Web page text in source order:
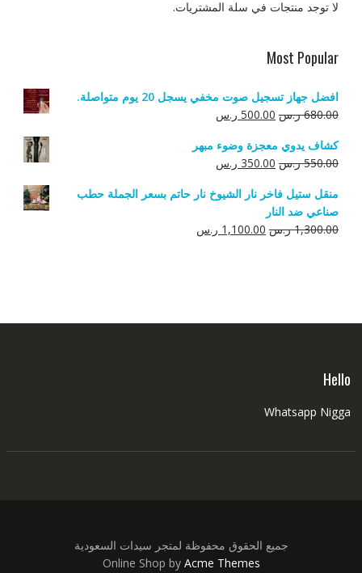
لا توجد منتجات في سلة المشتريات.
Most Popular
افضل جهاز تسجيل صوت مخفي يسجل 20 يوم متواصلة.
680.00 ر.س السعر
هو:
680.00 ر.س.
500.00 ر.سالسعر
هو:
500.00 ر.س.
كشاف يدوي معجزة وضوء مبهر
550.00 ر.س السعر
هو:
550.00 ر.س.
350.00 ر.سالسعر
هو:
منقل ستيل فاخر نار الشيوخ نار حاتم بسعر الجملة حطب
صناعي ضد النار
1,300.00 ر.س السعر
1,100.00 ر.سالسعر
Hello
Whatsapp Nigga
جميع الحقوق محفوظة لمتجر سيدات السعودية
Online Shop by Acme Themes